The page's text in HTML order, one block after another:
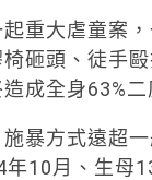
重大虐童案
砸頭、徒手
成全身63%
暴方式遠超
10月、生母